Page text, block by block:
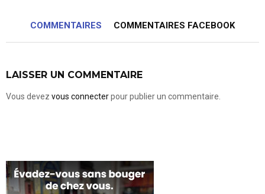
COMMENTAIRES COMMENTAIRES FACEBOOK
LAISSER UN COMMENTAIRE
Vous devez vous connecterpour publier un commentaire.